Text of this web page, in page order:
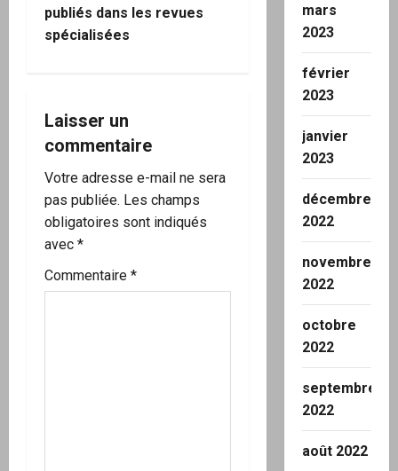
t
n
d
’
a
r
publiés dans les revues
spécialisées
Laisser un
commentaire
Votre adresse e-mail ne sera
pas publiée. Les champs
obligatoires sont indiqués
avec *
Commentaire *
mars
2023
février
2023
janvier
2023
décembre
2022
novembre
2022
octobre
2022
septembre
2022
août 2022